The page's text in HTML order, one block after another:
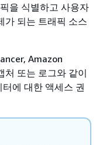
을 식별하고 사용자
가 되는 트래픽 소스
Amazon
처 또는 로그와 같이
에 대한 액세스 권